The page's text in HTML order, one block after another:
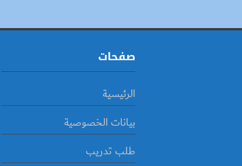
صفحات
الرئيسية
بيانات الخصوصية
طلب تدريب